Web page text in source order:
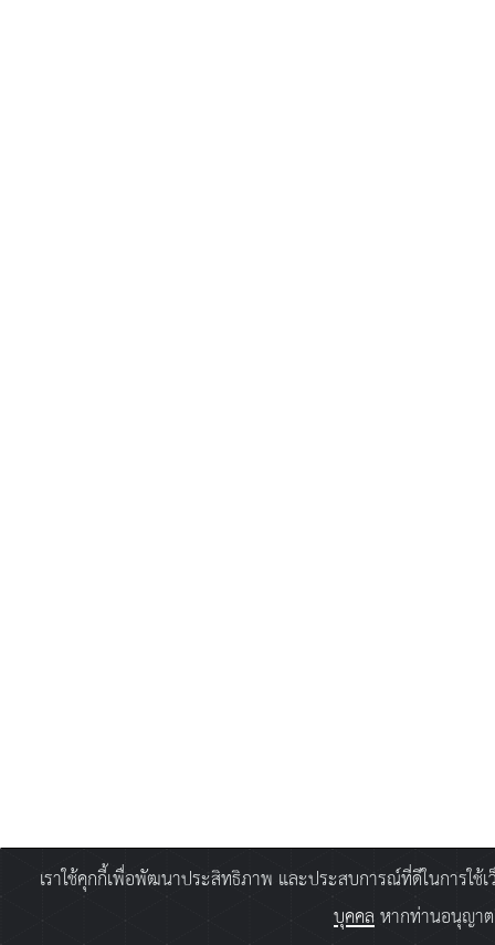
เราใช้คุกกี้เพื่อพัฒนาประสิทธิภาพ และประสบการณ์ที่ดีในการใ
บุคคลหากท่านอนุญา